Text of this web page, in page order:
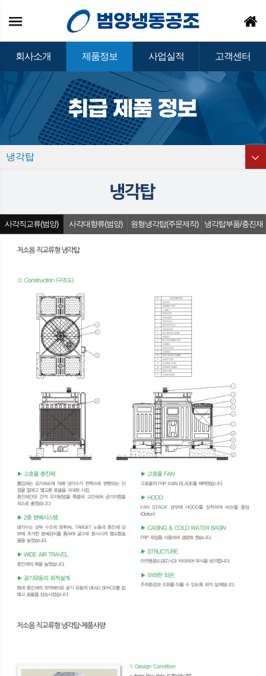
회사소개 제품정보 사업실적 고객센터
냉각탑
사각직교류(범양) 사각대향류(범양) 원형냉각탑(주문제작) 냉각탑부품/충진재